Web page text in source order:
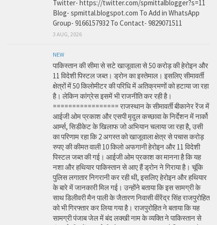
Twitter- https://twitter.com/spmittalblogger?s=11
Blog- spmittal.blogspot.com To Add in WhatsApp
Group- 9166157932 To Contact- 9829071511
3 AUG, 2026
NEW
पाकिस्तान की सीमा से सटे खाजूवाला से 50 करोड़ की हेरोइन और
11 विदेशी पिस्टल जब्त। ड्रोन का इस्तेमाल। इसलिए सीमावर्ती
क्षेत्रों में 50 किलोमीटर की परिधि में अतिक्रमणों को हटाया जा रहा
है। लेकिन कांग्रेस इसमें भी राजनीति कर रही है।
================= राजस्थान के सीमावर्ती बीकानेर रेंज में
आईजी ओम प्रकाश और एसपी मृदुल कच्छावा के निर्देशन में नार्को
आर्म्स, सिडीकेट के खिलाफ जो अभियान चलाया जा रहा है, उसी
का परिणाम रहा कि 2 अगस्त को खाजूवाला क्षेत्र से पचास करोड़
रुपए की कीमत वाली 10 किलो अफगानी हेरोइन और 11 विदेशी
पिस्टल जब्त की गई। आईजी ओम प्रकाश का मानना है कि यह
नशा और हथियार पाकिस्तान से आए हैं ड्रोन ने गिराया है। चूंकि
पुलिस लगातार निगरानी कर रही थी, इसलिए हेरोइन और हथियार
के बारे में जानकारी मिल गई। उन्होंने बताया कि इस सामग्री के
साथ डिलीवरी मैन पाली के जैतारण निवासी वीरेंद्र सिंह राजपुरोहित
को भी गिरफ्तार कर लिया गया है। राजपुरोहित ने बताया कि यह
सामग्री पंजाब जेल में बंद लक्खी नाम के व्यक्ति ने पाकिस्तान से